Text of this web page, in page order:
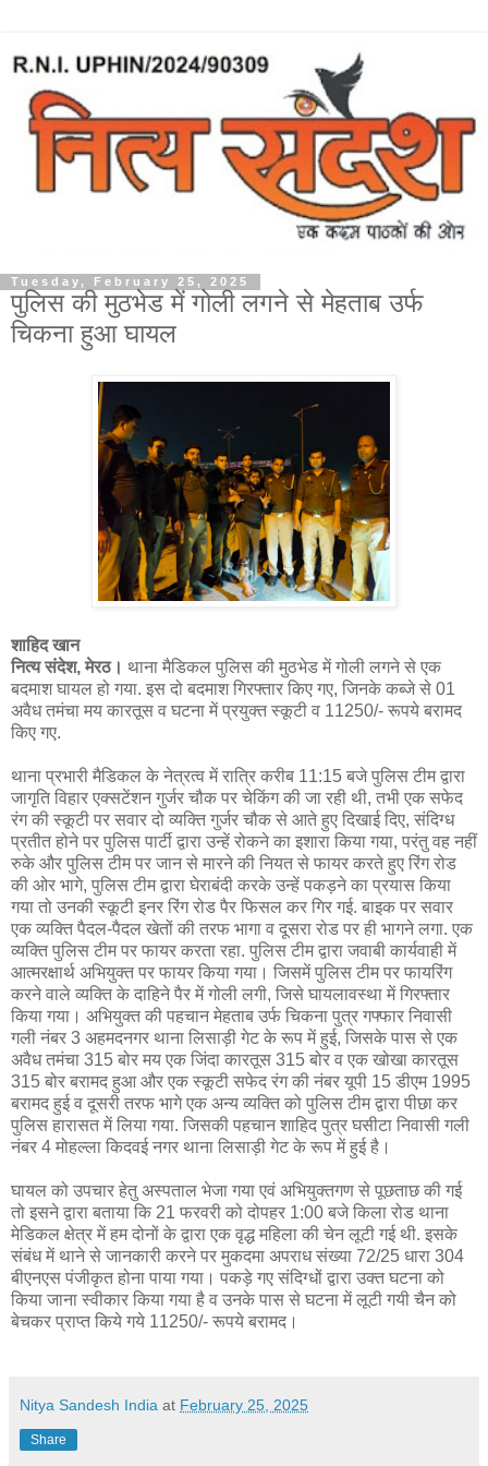
Tuesday, February 25, 2025
पुलिस की मुठभेड में गोली लगने से मेहताब उर्फ
चिकना हुआ घायल
शाहिद खान
नित्य संदेश, मेरठ। थाना मैडिकल पुलिस की मुठभेड में गोली लगने से एक
बदमाश घायल हो गया. इस दो बदमाश गिरफ्तार किए गए, जिनके कब्जे से 01
अवैध तमंचा मय कारतूस व घटना में प्रयुक्त स्कूटी व 11250/- रूपये बरामद
किए गए.
थाना प्रभारी मैडिकल के नेत्रत्व में रात्रि करीब 11:15 बजे पुलिस टीम द्वारा
जागृति विहार एक्सटेंशन गुर्जर चौक पर चेकिंग की जा रही थी, तभी एक सफेद
रंग की स्कूटी पर सवार दो व्यक्ति गुर्जर चौक से आते हुए दिखाई दिए, संदिग्ध
प्रतीत होने पर पुलिस पार्टी द्वारा उन्हें रोकने का इशारा किया गया, परंतु वह नहीं
रुके और पुलिस टीम पर जान से मारने की नियत से फायर करते हुए रिंग रोड
की ओर भागे, पुलिस टीम द्वारा घेराबंदी करके उन्हें पकड़ने का प्रयास किया
गया तो उनकी स्कूटी इनर रिंग रोड पैर फिसल कर गिर गई. बाइक पर सवार
एक व्यक्ति पैदल-पैदल खेतों की तरफ भागा व दूसरा रोड पर ही भागने लगा. एक
व्यक्ति पुलिस टीम पर फायर करता रहा. पुलिस टीम द्वारा जवाबी कार्यवाही में
आत्मरक्षार्थ अभियुक्त पर फायर किया गया। जिसमें पुलिस टीम पर फायरिंग
करने वाले व्यक्ति के दाहिने पैर में गोली लगी, जिसे घायलावस्था में गिरफ्तार
किया गया। अभियुक्त की पहचान मेहताब उर्फ चिकना पुत्र गफ्फार निवासी
गली नंबर 3 अहमदनगर थाना लिसाड़ी गेट के रूप में हुई, जिसके पास से एक
अवैध तमंचा 315 बोर मय एक जिंदा कारतूस 315 बोर व एक खोखा कारतूस
315 बोर बरामद हुआ और एक स्कूटी सफेद रंग की नंबर यूपी 15 डीएम 1995
बरामद हुई व दूसरी तरफ भागे एक अन्य व्यक्ति को पुलिस टीम द्वारा पीछा कर
पुलिस हारासत में लिया गया. जिसकी पहचान शाहिद पुत्र घसीटा निवासी गली
नंबर 4 मोहल्ला किदवई नगर थाना लिसाड़ी गेट के रूप में हुई है।
घायल को उपचार हेतु अस्पताल भेजा गया एवं अभियुक्तगण से पूछताछ की गई
तो इसने द्वारा बताया कि 21 फरवरी को दोपहर 1:00 बजे किला रोड थाना
मेडिकल क्षेत्र में हम दोनों के द्वारा एक वृद्ध महिला की चेन लूटी गई थी. इसके
संबंध में थाने से जानकारी करने पर मुकदमा अपराध संख्या 72/25 धारा 304
बीएनएस पंजीकृत होना पाया गया। पकड़े गए संदिग्धों द्वारा उक्त घटना को
किया जाना स्वीकार किया गया है व उनके पास से घटना में लूटी गयी चैन को
बेचकर प्राप्त किये गये 11250/- रूपये बरामद।
Nitya Sandesh India at February 25, 2025
Share